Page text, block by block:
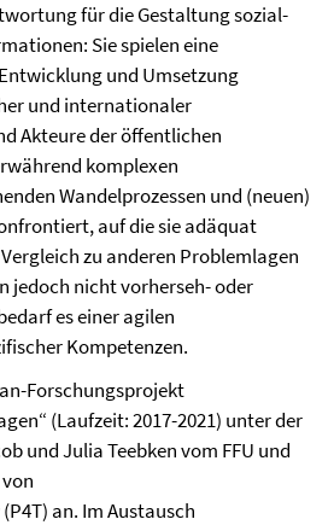
für die Gestaltung sozial-
Sie spielen eine
und Umsetzung
und internationaler
Akteure der öffentlichen
komplexen
Wandelprozessen und (neuen)
auf die sie adäquat
zu anderen Problemlagen
jedoch nicht vorherseh- oder
es einer agilen
Kompetenzen.
Forschungsprojekt
(Laufzeit: 2017-2021) unter der
und Julia Teebken vom FFU und
an. Im Austausch